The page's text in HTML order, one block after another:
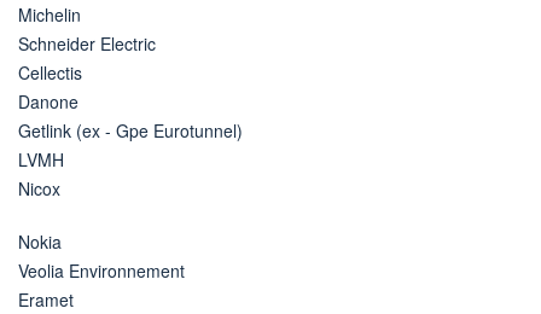
Michelin
Schneider Electric
Cellectis
Danone
Getlink (ex - Gpe Eurotunnel)
LVMH
Nicox
Nokia
Veolia Environnement
Eramet